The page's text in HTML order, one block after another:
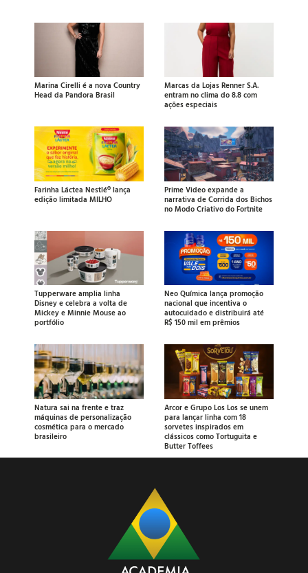
Marina Cirelli é a nova Country
Head da Pandora Brasil
Marcas da Lojas Renner S.A.
entram no clima do 8.8 com
ações especiais
Farinha Láctea Nestlé® lança
edição limitada MILHO
Prime Video expande a
narrativa de Corrida dos Bichos
no Modo Criativo do Fortnite
Tupperware amplia linha
Disney e celebra a volta de
Mickey e Minnie Mouse ao
portfólio
Neo Química lança promoção
nacional que incentiva o
autocuidado e distribuirá até
R$ 150 mil em prêmios
Natura sai na frente e traz
máquinas de personalização
cosmética para o mercado
brasileiro
Arcor e Grupo Los Los se unem
para lançar linha com 18
sorvetes inspirados em
clássicos como Tortuguita e
Butter Toffees